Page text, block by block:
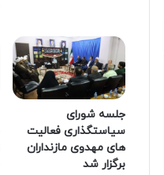
جلسه شورای
سیاستگذاری فعالیت
های مهدوی مازنداران
برگزار شد